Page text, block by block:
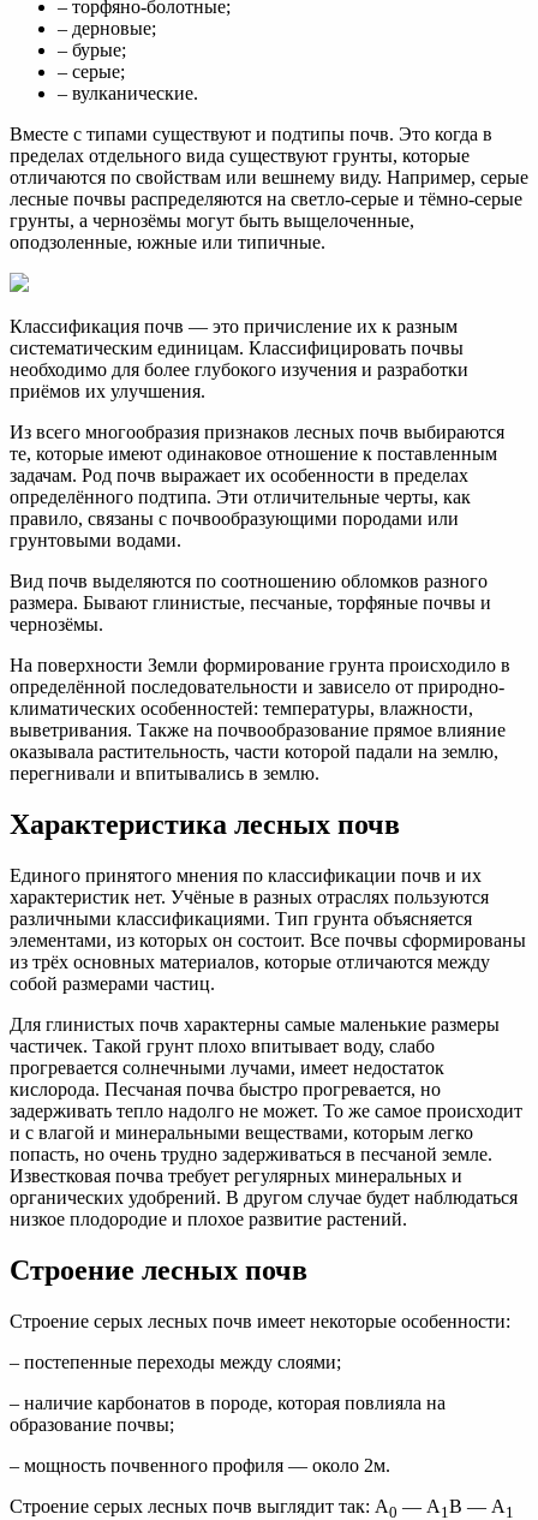
– торфяно-болотные;
– дерновые;
– бурые;
– серые;
– вулканические.
Вместе с типами существуют и подтипы почв. Это когда в
пределах отдельного вида существуют грунты, которые
отличаются по свойствам или вешнему виду. Например, серые
лесные почвы распределяются на светло-серые и тёмно-серые
грунты, а чернозёмы могут быть выщелоченные,
оподзоленные, южные или типичные.
Классификация почв — это причисление их к разным
систематическим единицам. Классифицировать почвы
необходимо для более глубокого изучения и разработки
приёмов их улучшения.
Из всего многообразия признаков лесных почв выбираются
те, которые имеют одинаковое отношение к поставленным
задачам. Род почв выражает их особенности в пределах
определённого подтипа. Эти отличительные черты, как
правило, связаны с почвообразующими породами или
грунтовыми водами.
Вид почв выделяются по соотношению обломков разного
размера. Бывают глинистые, песчаные, торфяные почвы и
чернозёмы.
На поверхности Земли формирование грунта происходило в
определённой последовательности и зависело от природно-
климатических особенностей: температуры, влажности,
выветривания. Также на почвообразование прямое влияние
оказывала растительность, части которой падали на землю,
перегнивали и впитывались в землю.
Характеристика лесных почв
Единого принятого мнения по классификации почв и их
характеристик нет. Учёные в разных отраслях пользуются
различными классификациями. Тип грунта объясняется
элементами, из которых он состоит. Все почвы сформированы
из трёх основных материалов, которые отличаются между
собой размерами частиц.
Для глинистых почв характерны самые маленькие размеры
частичек. Такой грунт плохо впитывает воду, слабо
прогревается солнечными лучами, имеет недостаток
кислорода. Песчаная почва быстро прогревается, но
задерживать тепло надолго не может. То же самое происходит
и с влагой и минеральными веществами, которым легко
попасть, но очень трудно задерживаться в песчаной земле.
Известковая почва требует регулярных минеральных и
органических удобрений. В другом случае будет наблюдаться
низкое плодородие и плохое развитие растений.
Строение лесных почв
Строение серых лесных почв имеет некоторые особенности:
– постепенные переходы между слоями;
– наличие карбонатов в породе, которая повлияла на
образование почвы;
– мощность почвенного профиля — около 2м.
Строение серых лесных почв выглядит так: А0 — А 1В — А 1